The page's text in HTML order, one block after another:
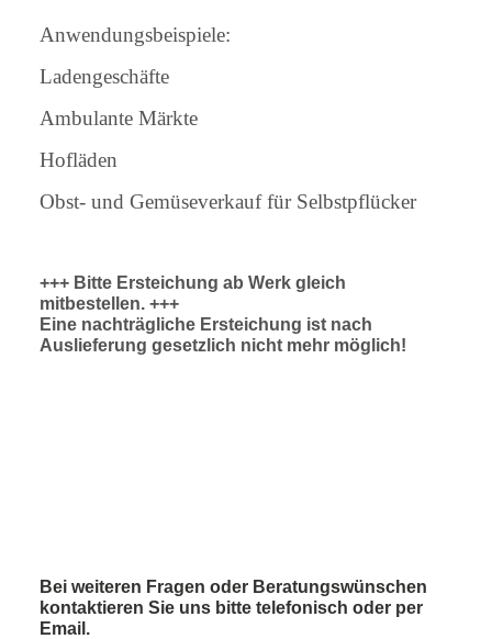
Anwendungsbeispiele:
Ladengeschäfte
Ambulante Märkte
Hofläden
Obst- und Gemüseverkauf für Selbstpflücker
+++ Bitte Ersteichung ab Werk gleich
mitbestellen. +++
Eine nachträgliche Ersteichung ist nach
Auslieferung gesetzlich nicht mehr möglich!
Bei weiteren Fragen oder Beratungswünschen
kontaktieren Sie uns bitte telefonisch oder per
Email.